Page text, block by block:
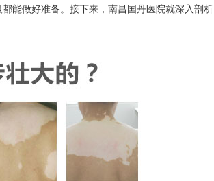
能做好准备。接下来， 南昌国丹医院就深入剖析